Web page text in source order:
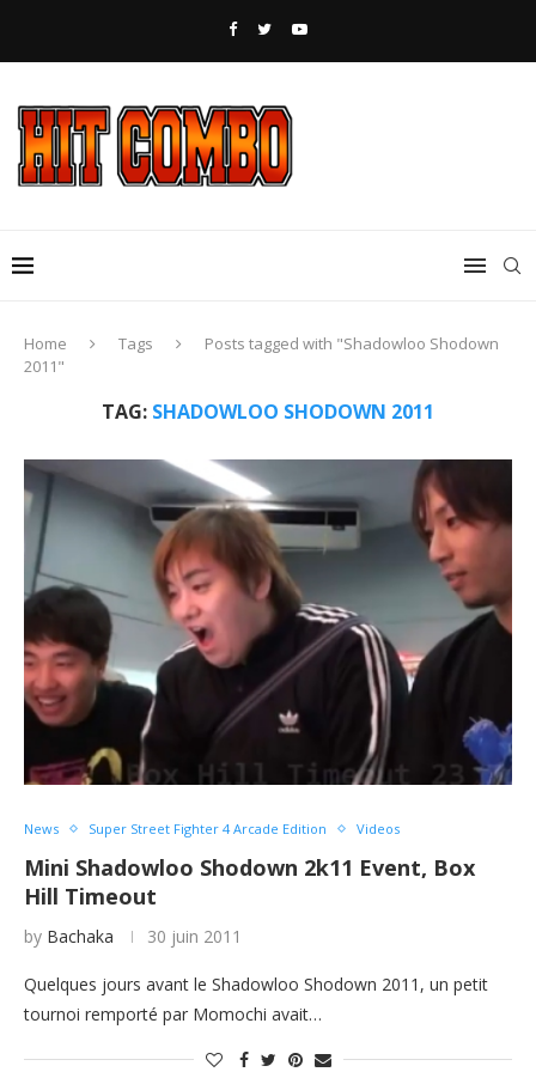
Home Tags
Posts tagged with "Shadowloo Shodown
2011"
TAG: SHADOWLOO SHODOWN 2011
News Super Street Fighter 4 Arcade Edition Videos
Mini Shadowloo Shodown 2k11 Event, Box
Hill Timeout
by Bachaka 30 juin 2011
Quelques jours avant le Shadowloo Shodown 2011, un petit
tournoi remporté par Momochi avait…